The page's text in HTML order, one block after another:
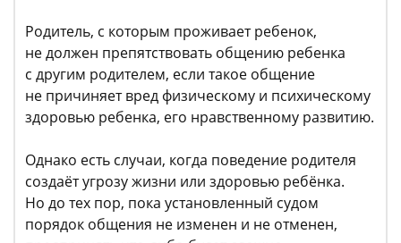
Родитель, с которым проживает ребенок,
не должен препятствовать общению ребенка
с другим родителем, если такое общение
не причиняет вред физическому и психическому
здоровью ребенка, его нравственному развитию.
Однако есть случаи, когда поведение родителя
создаёт угрозу жизни или здоровью ребёнка.
Но до тех пор, пока установленный судом
порядок общения не изменен и не отменен,